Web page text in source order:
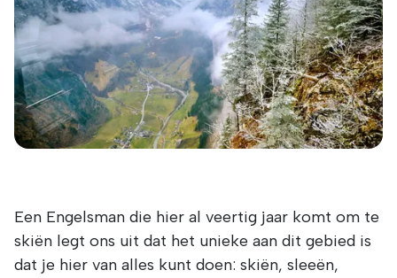
Een Engelsman die hier al veertig jaar komt om te
skiën legt ons uit dat het unieke aan dit gebied is
dat je hier van alles kunt doen: skiën, sleeën,